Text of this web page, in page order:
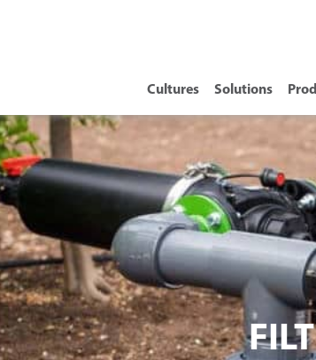
Cultures Solutions